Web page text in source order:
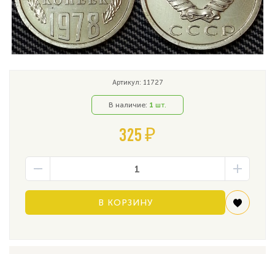
Артикул: 11727
В наличие: 1 шт.
325 ₽
В КОРЗИНУ